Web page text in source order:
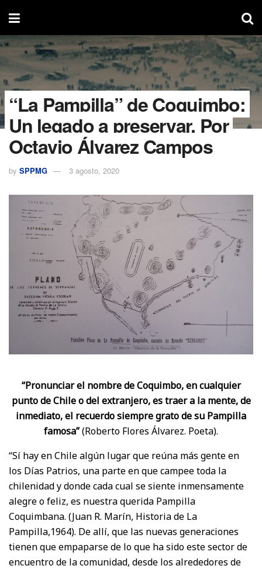
“La Pampilla” de Coquimbo:
Un legado a preservar. Por
Octavio Álvarez Campos
by SPPMG 3 agosto, 2020
“Pronunciar el nombre de Coquimbo, en cualquier
punto de Chile o del extranjero, es traer a la mente, de
inmediato, el recuerdo siempre grato de su Pampilla
famosa”(Roberto Flores Álvarez. Poeta).
“Sí hay en Chile algún lugar que reúna más gente en
los Días Patrios, una parte en que campee toda la
chilenidad y donde cada cual se siente inmensamente
alegre o feliz, es nuestra querida Pampilla
Coquimbana. (Juan R. Marín, Historia de La
Pampilla,1964). De allí, que las nuevas generaciones
tienen que empaparse de lo que ha sido este sector de
encuentro de la comunidad, desde los alrededores de